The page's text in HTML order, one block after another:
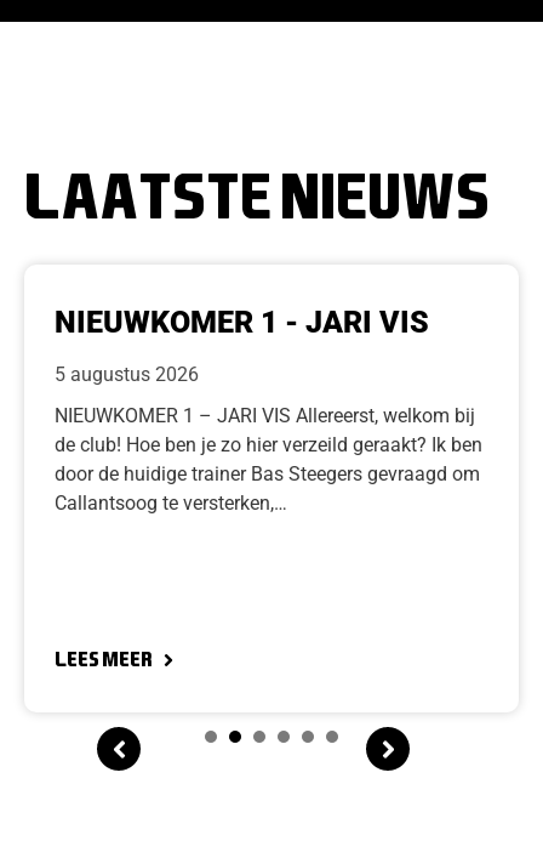
LAATSTE NIEUWS
NIEUWKOMER 1 - JARI VIS
5 augustus 2026
NIEUWKOMER 1 – JARI VIS Allereerst, welkom bij
de club! Hoe ben je zo hier verzeild geraakt? Ik ben
door de huidige trainer Bas Steegers gevraagd om
Callantsoog te versterken,…
Lees meer
1